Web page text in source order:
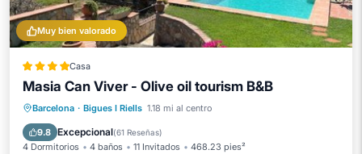
Muy bien valorado
Casa
Masia Can Viver - Olive oil tourism B&B
Barcelona · Bigues I Riells 1.18 mi al centro
9.8 Excepcional(61 Reseñas)
4 Dormitorios 4 baños 11 Invitados 468.23 pies²
Frente al mar
Desayuno
Aparcamiento